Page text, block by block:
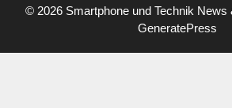
© 2026 Smartphone und Technik News
GeneratePress